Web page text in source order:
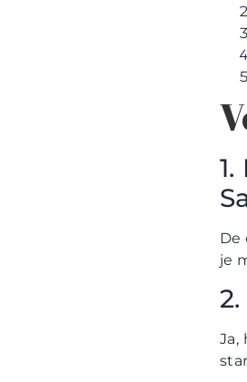
De
je
Ja,